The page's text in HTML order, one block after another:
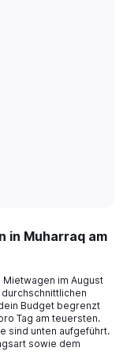
in Muharraq am
im August
Budget begrenzt
Tag am teuersten.
sind unten aufgeführt.
sowie dem